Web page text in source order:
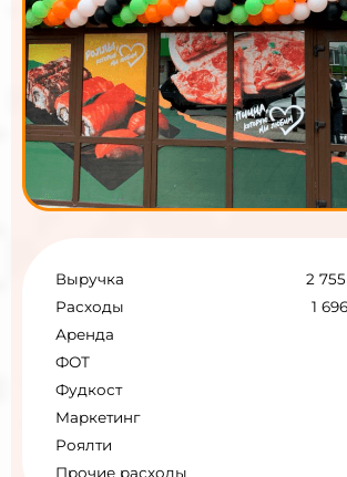
Выручка
2
Расходы
1
Аренда
ФОТ
Фудкост
Маркетинг
Роялти
Прочие расходы